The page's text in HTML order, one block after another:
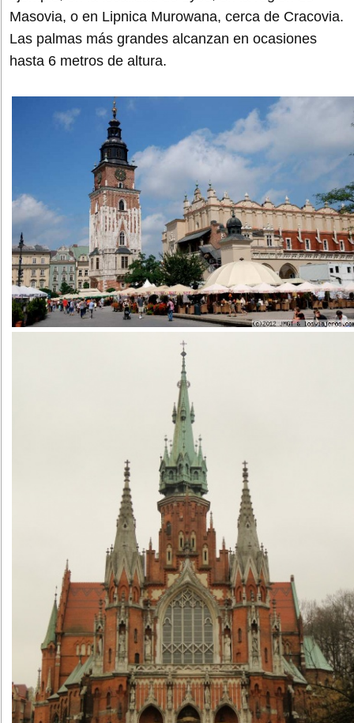
Masovia, o en Lipnica Murowana, cerca de Cracovia.
Las palmas más grandes alcanzan en ocasiones
hasta 6 metros de altura.